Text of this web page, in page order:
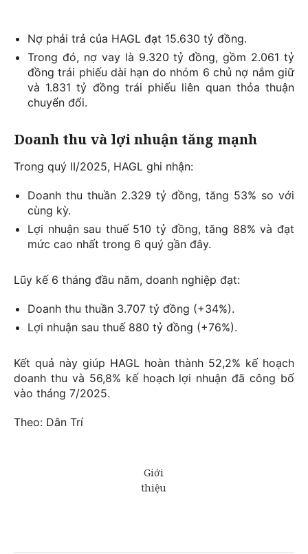
Nợ phải trả của HAGL đạt 15.630 tỷ đồng.
Trong đó, nợ vay là 9.320 tỷ đồng, gồm 2.061 tỷ
đồng trái phiếu dài hạn do nhóm 6 chủ nợ nắm giữ
và 1.831 tỷ đồng trái phiếu liên quan thỏa thuận
chuyển đổi.
Doanh thu và lợi nhuận tăng mạnh
Trong quý II/2025, HAGL ghi nhận:
Doanh thu thuần 2.329 tỷ đồng, tăng 53% so với
cùng kỳ.
Lợi nhuận sau thuế 510 tỷ đồng, tăng 88% và đạt
mức cao nhất trong 6 quý gần đây.
Lũy kế 6 tháng đầu năm, doanh nghiệp đạt:
Doanh thu thuần 3.707 tỷ đồng (+34%).
Lợi nhuận sau thuế 880 tỷ đồng (+76%).
Kết quả này giúp HAGL hoàn thành 52,2% kế hoạch
doanh thu và 56,8% kế hoạch lợi nhuận đã công bố
vào tháng 7/2025.
Theo: Dân Trí